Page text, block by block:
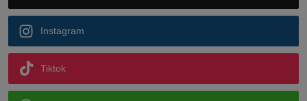
Instagram
Tiktok